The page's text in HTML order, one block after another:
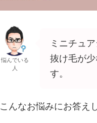
悩んでいる
人
ミニチュ
抜け毛が
す。
こんなお悩みにお答え